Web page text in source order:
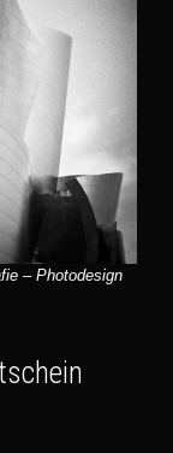
– Photodesign